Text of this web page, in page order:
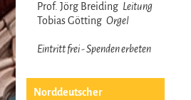
Prof. Jörg Breiding Leitung
Tobias Götting Orgel
Eintritt frei - Spenden erbeten
Norddeutscher